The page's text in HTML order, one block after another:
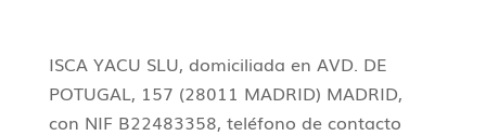
ISCA YACU SLU, domiciliada en AVD. DE
POTUGAL, 157 (28011 MADRID) MADRID,
con NIF B22483358, teléfono de contacto